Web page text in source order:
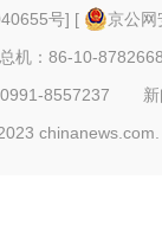
号] [
京公
总机：86-10-
0991-8557237